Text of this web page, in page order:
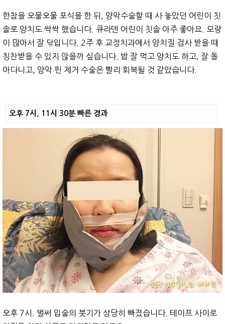
한참을 오물오물 포식을 한 뒤, 양악수술할 때 사 놓았던 어린이 칫
솔로 양치도 싹싹 했습니다. 큐라덴 어린이 칫솔 아주 좋아요. 모량
이 많아서 잘 닦입니다. 2주 후 교정치과에서 양치질 검사 받을 때
칭찬받을 수 있지 않을까 싶습니다. 밥 잘 먹고 양치도 하고, 잘 돌
아다니고, 양악 핀 제거 수술은 빨리 회복될 것 같았습니다.
오후 7시, 11시 30분 빠른 경과
오후 7시. 벌써 입술의 붓기가 상당히 빠졌습니다. 테이프 사이로